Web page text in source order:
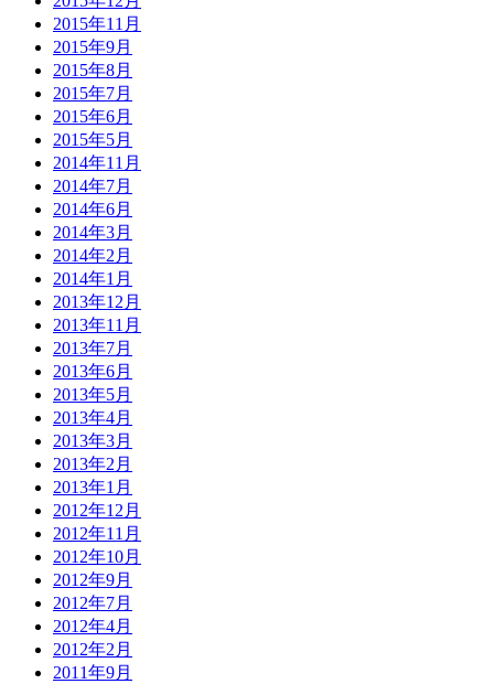
2015年11月
2015年9月
2015年8月
2015年7月
2015年6月
2015年5月
2014年11月
2014年7月
2014年6月
2014年3月
2014年2月
2014年1月
2013年12月
2013年11月
2013年7月
2013年6月
2013年5月
2013年4月
2013年3月
2013年2月
2013年1月
2012年12月
2012年11月
2012年10月
2012年9月
2012年7月
2012年4月
2012年2月
2011年9月